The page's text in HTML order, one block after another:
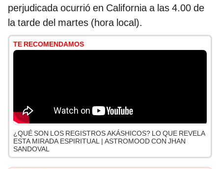
perjudicada ocurrió en California a las 4.00 de
la tarde del martes (hora local).
TE RECOMENDAMOS
¿QUÉ SON LOS REGISTROS AKÁSHICOS? LO QUE REVELA
ESTA MIRADA ESPIRITUAL | ASTROMOOD CON JHAN
SANDOVAL